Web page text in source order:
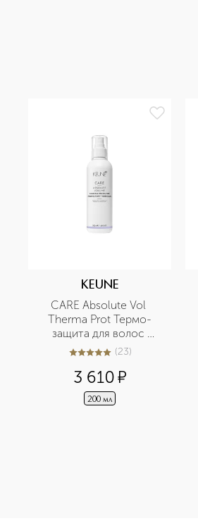
KEUNE
CARE Absolute Vol
Therma Prot Термо-
защита для волос
Абсолютный объем
4.9из523 (23)
3 610¤
200 мл